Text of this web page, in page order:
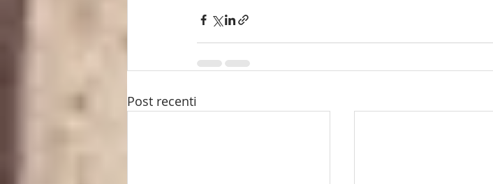
Post recenti